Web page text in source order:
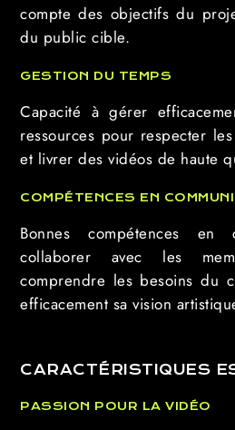
compte des objectifs du
du public cible.
GESTION DU TEMPS
Capacité à gérer
ressources pour respecter
et livrer des vidéos de haute
COMPÉTENCES EN
Bonnes compétences en
collaborer avec les
comprendre les besoins du
efficacement sa vision
CARACTÉRISTIQUES
PASSION POUR LA VIDÉO